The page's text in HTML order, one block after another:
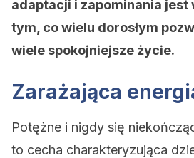
adaptacji i zapominania jest
tym, co wielu dorosłym
wiele spokojniejsze życie.
Zarażająca
Potężne i nigdy się
to cecha charakteryzująca